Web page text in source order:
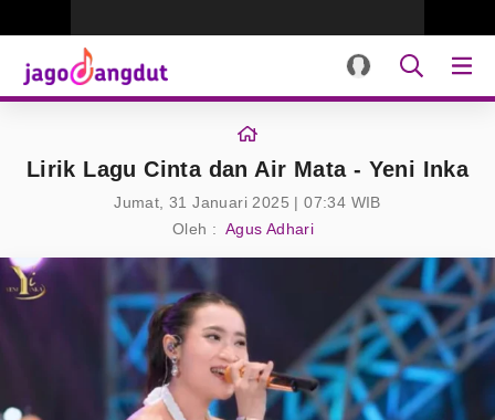
Lirik Lagu Cinta dan Air Mata - Yeni Inka
Jumat, 31 Januari 2025 | 07:34 WIB
Oleh : Agus Adhari